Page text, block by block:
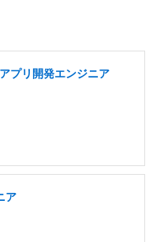
プリ開発エンジニア
ア